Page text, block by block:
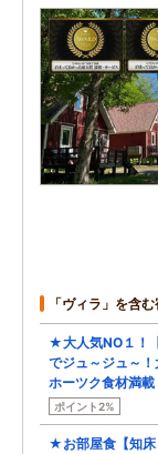
「ヴィラ」を含
★大人気NO１！
でジュ～ジュ～
ホーツク食材満
ポイント2%
★お部屋食【知床